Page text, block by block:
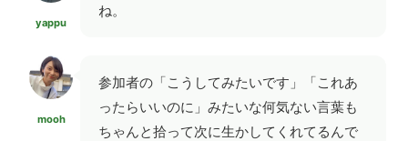
yappu
ね。
mooh
参加者の「こうしてみたいです」「これあ
ったらいいのに」みたいな何気ない言葉も
ちゃんと拾って次に生かしてくれてるんで